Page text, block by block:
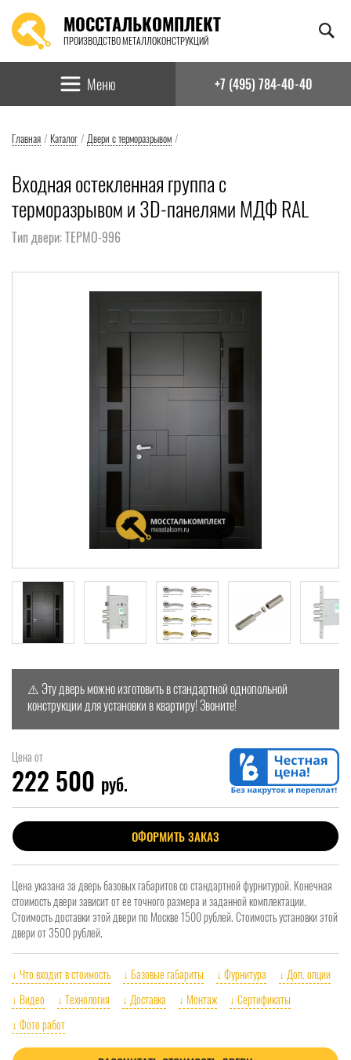
МОССТАЛЬКОМПЛЕКТ
ПРОИЗВОДСТВО МЕТАЛЛОКОНСТРУКЦИЙ
Найти:
Меню +7 (495) 784-40-40
Главная / Каталог / Двери с терморазрывом /
Входная остекленная группа с
терморазрывом и 3D-панелями МДФ RAL
Тип двери: ТЕРМО-996
⚠️ Эту дверь можно изготовить в стандартной однопольной
конструкции для установки в квартиру! Звоните!
Цена от
222 500 руб.
ОФОРМИТЬ ЗАКАЗ
Цена указана за дверь базовых габаритов со стандартной фурнитурой. Конечная
стоимость двери зависит от ее точного размера и заданной комплектации.
Стоимость доставки этой двери по Москве 1500 рублей. Стоимость установки этой
двери от 3500 рублей.
↓ Что входит в стоимость ↓ Базовые габариты ↓ Фурнитура
↓ Доп. опции
↓ Видео
↓ Технология ↓ Доставка ↓ Монтаж
↓ Сертификаты
↓ Фото работ